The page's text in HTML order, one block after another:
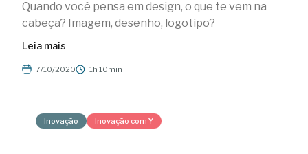
Quando você pensa em design, o que te vem na
cabeça? Imagem, desenho, logotipo?
Leia mais
7/10/2020 1h 10min
Inovação Inovação com Y